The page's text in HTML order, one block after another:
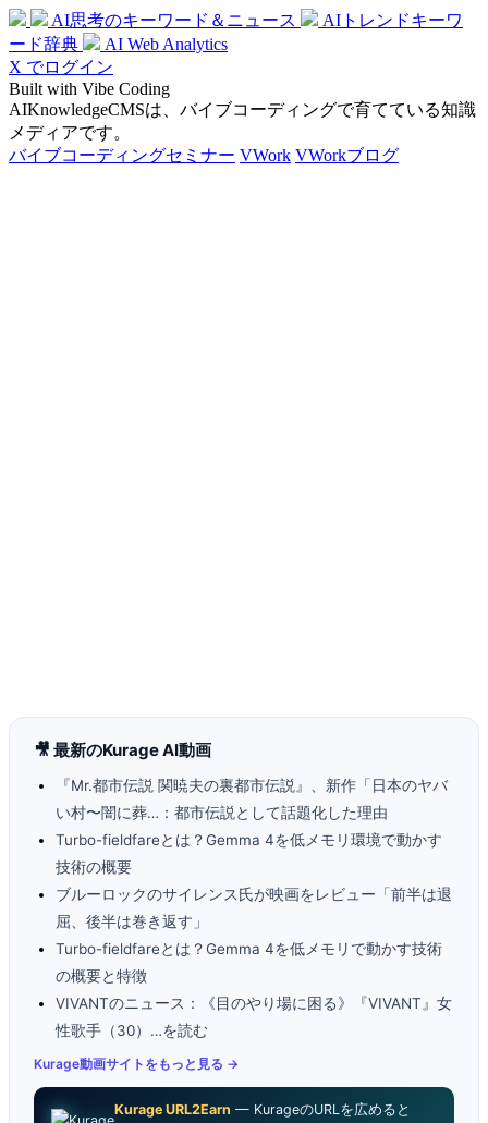
AI思考のキーワード＆ニュース
AIトレンドキーワ
ード辞典
AI Web Analytics
X でログイン
Built with Vibe Coding
AIKnowledgeCMSは、バイブコーディングで育てている知識
メディアです。
バイブコーディングセミナー VWork VWorkブログ
🎥 最新のKurage AI動画
『Mr.都市伝説 関暁夫の裏都市伝説』、新作「日本のヤバ
い村〜闇に葬…：都市伝説として話題化した理由
Turbo-fieldfareとは？Gemma 4を低メモリ環境で動かす
技術の概要
ブルーロックのサイレンス氏が映画をレビュー「前半は退
屈、後半は巻き返す」
Turbo-fieldfareとは？Gemma 4を低メモリで動かす技術
の概要と特徴
VIVANTのニュース：《目のやり場に困る》『VIVANT』女
性歌手（30）…を読む
Kurage動画サイトをもっと見る →
Kurage URL2Earn — KurageのURLを広めると